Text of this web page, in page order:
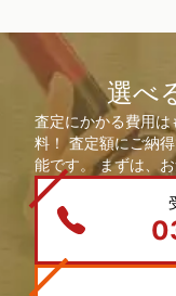
選べ
査定にかかる費用
料！ 査定額にご納
能です。 まずは、